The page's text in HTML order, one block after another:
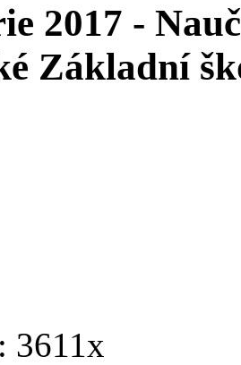
2017 -
Základní
3611x